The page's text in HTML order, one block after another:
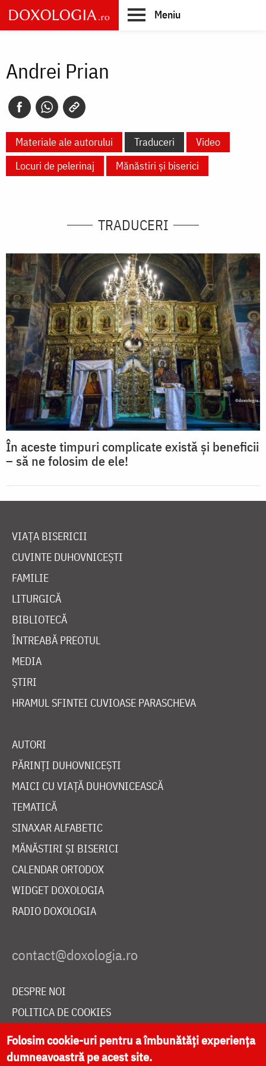
Skip
to
main
Meniu
Andrei Prian
Materiale ale autorului Traduceri
Video
Locuri de pelerinaj
Mănăstiri și biserici
TRADUCERI
În aceste timpuri complicate există și beneficii
– să ne folosim de ele!
VIAȚA BISERICII
CUVINTE DUHOVNICEȘTI
FAMILIE
LITURGICĂ
BIBLIOTECĂ
ÎNTREABĂ PREOTUL
MEDIA
ȘTIRI
HRAMUL SFINTEI CUVIOASE PARASCHEVA
AUTORI
PĂRINȚI DUHOVNICEȘTI
MAICI CU VIAȚĂ DUHOVNICEASCĂ
TEMATICĂ
SINAXAR ALFABETIC
MĂNĂSTIRI ȘI BISERICI
CALENDAR ORTODOX
WIDGET DOXOLOGIA
RADIO DOXOLOGIA
DESPRE NOI
POLITICA DE COOKIES
DONEAZĂ ONLINE PENTRU CATEDRALA NAȚIONALĂ
Folosim cookie-uri pentru a îmbunătăți experiența
dumneavoastră pe acest site.